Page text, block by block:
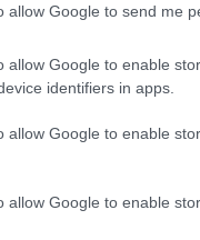
allow Google to send me
allow Google to enable
identifiers in apps.
allow Google to enable
allow Google to enable
ίδιος δεν είχε
και ότι
από το
to 20
dR3C0kiRFA